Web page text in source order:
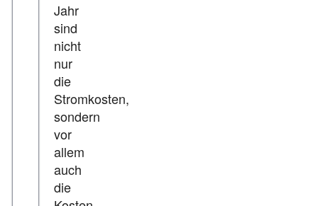
Jahr
sind
nicht
nur
die
Stromkosten,
sondern
vor
allem
auch
die